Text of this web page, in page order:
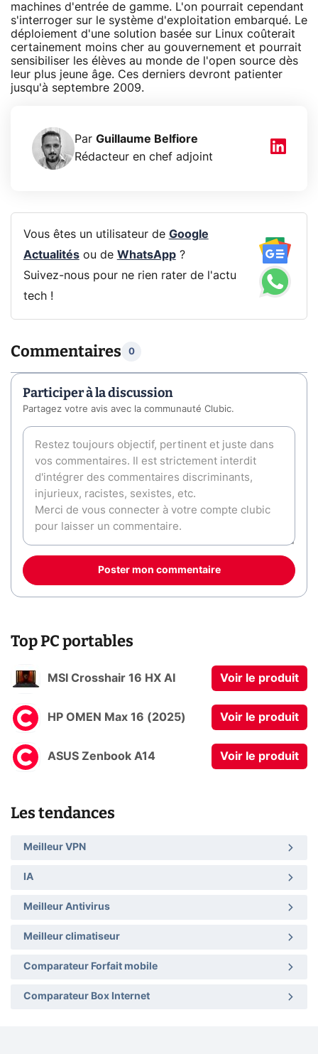
machines d'entrée de gamme. L'on pourrait cependant
s'interroger sur le système d'exploitation embarqué. Le
déploiement d'une solution basée sur Linux coûterait
certainement moins cher au gouvernement et pourrait
sensibiliser les élèves au monde de l'open source dès
leur plus jeune âge. Ces derniers devront patienter
jusqu'à septembre 2009.
Par Guillaume Belfiore
Rédacteur en chef adjoint
Vous êtes un utilisateur de Google
Actualitésou de WhatsApp?
Suivez-nous pour ne rien rater de l'actu
tech !
Commentaires 0
Participer à la discussion
Partagez votre avis avec la communauté Clubic.
Poster mon commentaire
Top PC portables
MSI Crosshair 16 HX AI Voir le produit
HP OMEN Max 16 (2025) Voir le produit
ASUS Zenbook A14 Voir le produit
Les tendances
Meilleur VPN
IA
Meilleur Antivirus
Meilleur climatiseur
Comparateur Forfait mobile
Comparateur Box Internet